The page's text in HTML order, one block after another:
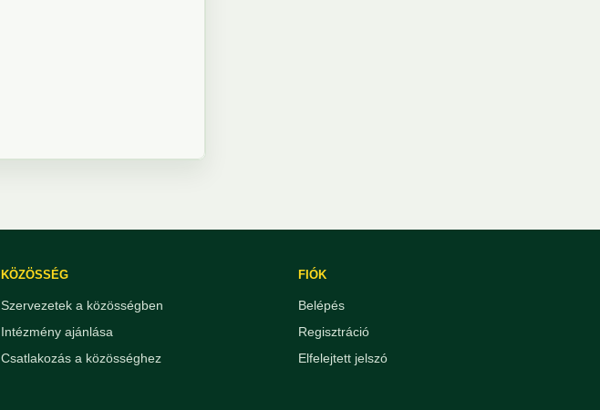
KÖZÖSSÉG
Szervezetek a közösségben
Intézmény ajánlása
Csatlakozás a közösséghez
FIÓK
Belépés
Regisztráció
Elfelejtett jelszó